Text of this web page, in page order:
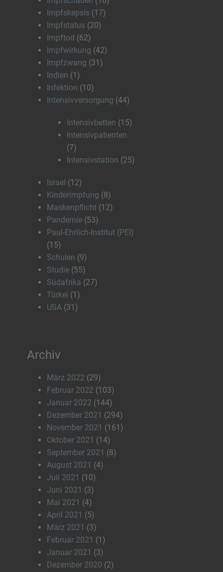
Impfskepsis (17)
Impfstatus (20)
Impftod (62)
Impfwirkung (42)
Impfzwang (31)
Indien (1)
Infektion (10)
Intensivversorgung (44)
Intensivbetten (15)
Intensivpatienten
(7)
Intensivstation (25)
Israel (12)
Kinderimpfung (8)
Maskenpflicht (12)
Pandemie (53)
Paul-Ehrlich-Institut (PEI)
(15)
Schulen (9)
Studie (55)
Südafrika (27)
Türkei (1)
USA (31)
Archiv
März 2022 (29)
Februar 2022 (103)
Januar 2022 (144)
Dezember 2021 (294)
November 2021 (161)
Oktober 2021 (14)
September 2021 (8)
August 2021 (4)
Juli 2021 (10)
Juni 2021 (3)
Mai 2021 (4)
April 2021 (5)
März 2021 (3)
Februar 2021 (1)
Januar 2021 (3)
Dezember 2020 (2)